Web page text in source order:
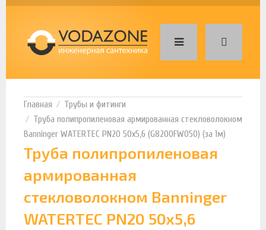
Трубы и фитинги
Труба полипропиленовая армированная стекловолокном
Banninger WATERTEC PN20 50х5,6 (G8200FW050) (за 1м)
Труба полипропиленовая
армированная
стекловолокном Banninger
WATERTEC PN20 50х5,6